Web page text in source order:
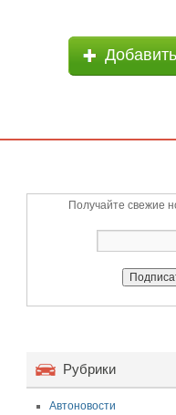
Получайте свежие
Рубрики
Автоновости